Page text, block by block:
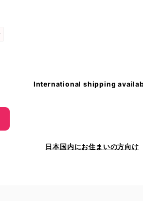
International shipping
日本国内にお住まいの方向け